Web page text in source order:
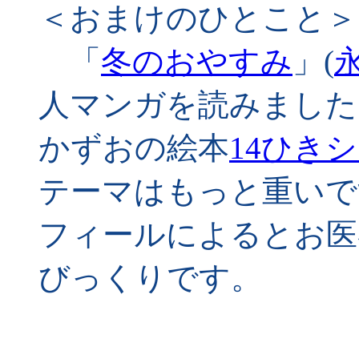
＜おまけのひとこと＞
「 冬のおやすみ 」(
人マンガを読みまし
かずおの絵本14ひき
テーマはもっと重い
フィールによるとお
びっくりです。